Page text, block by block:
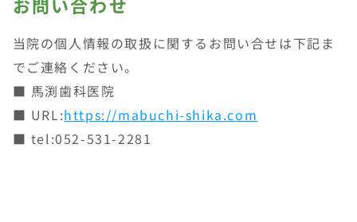
当院の個人情報の取扱に関するお問い合せは下記ま
でご連絡ください。
■ 馬渕歯科医院
■ URL:https://mabuchi-shika.com
■ tel:052-531-2281